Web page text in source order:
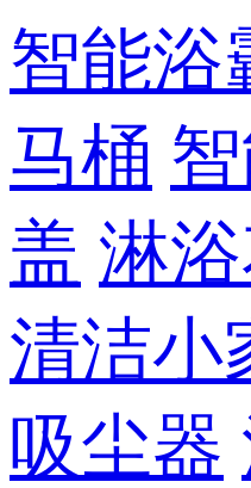
智能浴
马桶
盖 淋
清洁小
吸尘器